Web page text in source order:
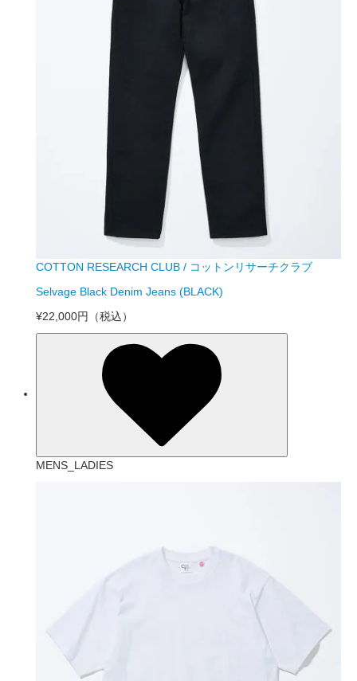
COTTON RESEARCH CLUB / コットンリサーチクラブ
Selvage Black Denim Jeans (BLACK)
¥22,000円 （税込）
MENS_LADIES